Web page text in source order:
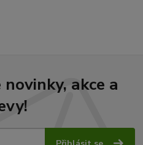
akce a